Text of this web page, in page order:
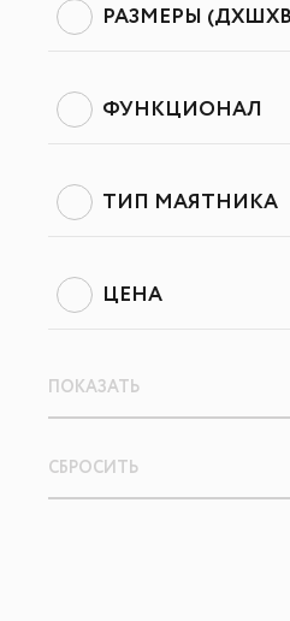
РАЗМЕРЫ
ФУНКЦИОНАЛ
ТИП МАЯТНИКА
ЦЕНА
ПОКАЗАТЬ
СБРОСИТЬ